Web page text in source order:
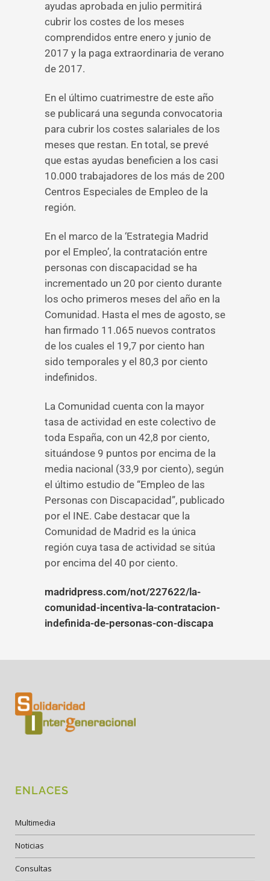
ayudas aprobada en julio permitirá
cubrir los costes de los meses
comprendidos entre enero y junio de
2017 y la paga extraordinaria de verano
de 2017.
En el último cuatrimestre de este año
se publicará una segunda convocatoria
para cubrir los costes salariales de los
meses que restan. En total, se prevé
que estas ayudas beneficien a los casi
10.000 trabajadores de los más de 200
Centros Especiales de Empleo de la
región.
En el marco de la ‘Estrategia Madrid
por el Empleo’, la contratación entre
personas con discapacidad se ha
incrementado un 20 por ciento durante
los ocho primeros meses del año en la
Comunidad. Hasta el mes de agosto, se
han firmado 11.065 nuevos contratos
de los cuales el 19,7 por ciento han
sido temporales y el 80,3 por ciento
indefinidos.
La Comunidad cuenta con la mayor
tasa de actividad en este colectivo de
toda España, con un 42,8 por ciento,
situándose 9 puntos por encima de la
media nacional (33,9 por ciento), según
el último estudio de “Empleo de las
Personas con Discapacidad”, publicado
por el INE. Cabe destacar que la
Comunidad de Madrid es la única
región cuya tasa de actividad se sitúa
por encima del 40 por ciento.
madridpress.com/not/227622/la-
comunidad-incentiva-la-contratacion-
indefinida-de-personas-con-discapa
ENLACES
Multimedia
Noticias
Consultas